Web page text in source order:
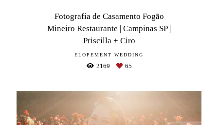
Fotografia de Casamento Fogão
Mineiro Restaurante | Campinas SP |
Priscilla + Ciro
ELOPEMENT WEDDING
2169 65